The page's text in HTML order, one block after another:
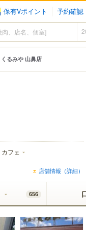
保有Vポイント 予約確認
くるみや 山鼻店
カフェ
店舗情報（詳細）
656